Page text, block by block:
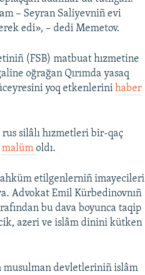
– Seyran Saliyevniñ evi
edi», – dedi Memetov.
(FSB) matbuat hızmetine
oğrağan Qırımda yasaq
yoq etkenlerinihaber
silâlı hızmetleri bir-qaç
malümoldı.
etilgenlerniñ imayecileri
Advokat Emil Kürbedinovnıñ
bu dava boyunca taqip
azeri ve islâm dinini kütken
musulman devletleriniñ islâm